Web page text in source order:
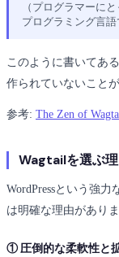
（プログラマーに
プログラミング言語
このように書いてあ
作られていないこと
参考: The Zen of
Wagtailを選ぶ
WordPressという強
は明確な理由がありま
① 圧倒的な柔軟性と